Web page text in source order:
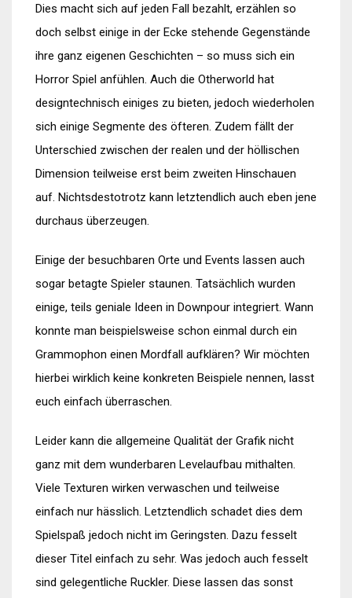
Dies macht sich auf jeden Fall bezahlt, erzählen so
doch selbst einige in der Ecke stehende Gegenstände
ihre ganz eigenen Geschichten – so muss sich ein
Horror Spiel anfühlen. Auch die Otherworld hat
designtechnisch einiges zu bieten, jedoch wiederholen
sich einige Segmente des öfteren. Zudem fällt der
Unterschied zwischen der realen und der höllischen
Dimension teilweise erst beim zweiten Hinschauen
auf. Nichtsdestotrotz kann letztendlich auch eben jene
durchaus überzeugen.
Einige der besuchbaren Orte und Events lassen auch
sogar betagte Spieler staunen. Tatsächlich wurden
einige, teils geniale Ideen in Downpour integriert. Wann
konnte man beispielsweise schon einmal durch ein
Grammophon einen Mordfall aufklären? Wir möchten
hierbei wirklich keine konkreten Beispiele nennen, lasst
euch einfach überraschen.
Leider kann die allgemeine Qualität der Grafik nicht
ganz mit dem wunderbaren Levelaufbau mithalten.
Viele Texturen wirken verwaschen und teilweise
einfach nur hässlich. Letztendlich schadet dies dem
Spielspaß jedoch nicht im Geringsten. Dazu fesselt
dieser Titel einfach zu sehr. Was jedoch auch fesselt
sind gelegentliche Ruckler. Diese lassen das sonst